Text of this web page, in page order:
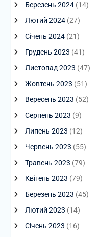
Березень 2024(14)
Лютий 2024(27)
Січень 2024(21)
Грудень 2023 (41)
Листопад 2023 (47)
Жовтень 2023 (51)
Вересень 2023 (52)
Серпень 2023 (9)
Липень 2023 (12)
Червень 2023 (55)
Травень 2023 (79)
Квітень 2023 (79)
Березень 2023 (45)
Лютий 2023 (14)
Січень 2023 (16)